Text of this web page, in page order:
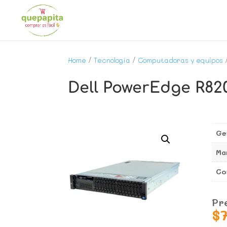
Home /Tecnología / Computadoras y equipos
Dell PowerEdge
$